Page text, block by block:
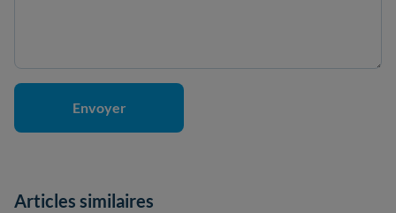
Articles similaires